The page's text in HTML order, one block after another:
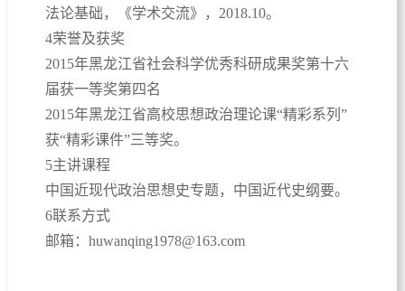
法论基础，《学术交流》，2018.10。
4荣誉及获奖
2015年黑龙江省社会科学优秀科研成果奖第十六
届获一等奖第四名
2015年黑龙江省高校思想政治理论课“精彩系列”
获“精彩课件”三等奖。
5主讲课程
中国近现代政治思想史专题，中国近代史纲要。
6联系方式
邮箱：huwanqing1978@163.com